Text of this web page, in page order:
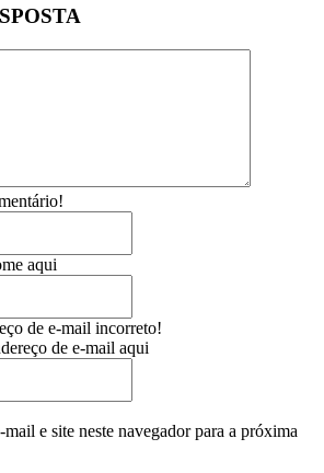
aqui
de e-mail incorreto!
de e-mail aqui
e site neste navegador para a próxima